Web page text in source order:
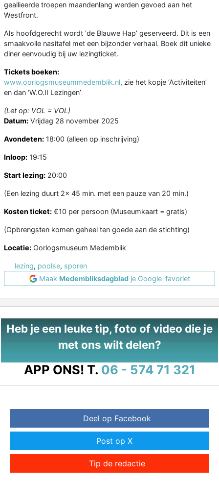
geallieerde troepen maandenlang werden gevoed aan het
Westfront.
Als hoofdgerecht wordt ‘de Blauwe Hap’ geserveerd. Dit is een
smaakvolle nasitafel met een bijzonder verhaal. Boek dit unieke
diner eenvoudig bij uw lezingticket.
Tickets boeken:
www.oorlogsmuseummedemblik.nl, zie het kopje ‘Activiteiten’
en dan ‘W.O.II Lezingen’
(Let op: VOL = VOL)
Datum: Vrijdag 28 november 2025
Avondeten: 18:00 (alleen op inschrijving)
Inloop: 19:15
Start lezing: 20:00
(Een lezing duurt 2x 45 min. met een pauze van 20 min.)
Kosten ticket: €10 per persoon (Museumkaart = gratis)
(Opbrengsten komen geheel ten goede aan de stichting)
Locatie: Oorlogsmuseum Medemblik
lezing, poolse, sporen
Maak Medembliksdagbladje Google-favoriet
Heb je een leuke tip, foto of video die je
met ons wilt delen?
APP ONS! T. 06 - 574 71 321
Deel op Facebook
Post op X
Tip de redactie